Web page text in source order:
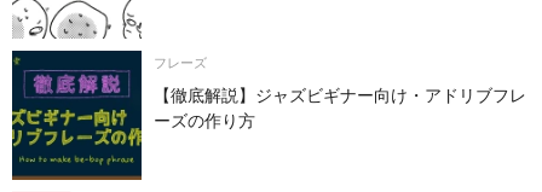
フレーズ
【徹底解説】ジャズビギナー向け・アドリブフレ
ーズの作り方